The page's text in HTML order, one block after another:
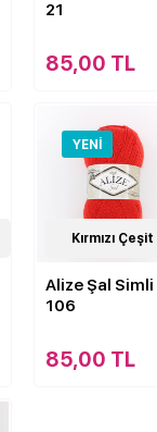
21
85,00 TL
YENI
33Çeşit
Kırmızı Çeşit
Alize Şal Simli
106
85,00 TL